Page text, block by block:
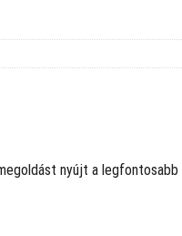
nyújt a legfontosabb